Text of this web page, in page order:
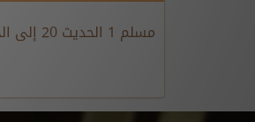
مسلم 1 الحديث 20 إلى الحديث 25